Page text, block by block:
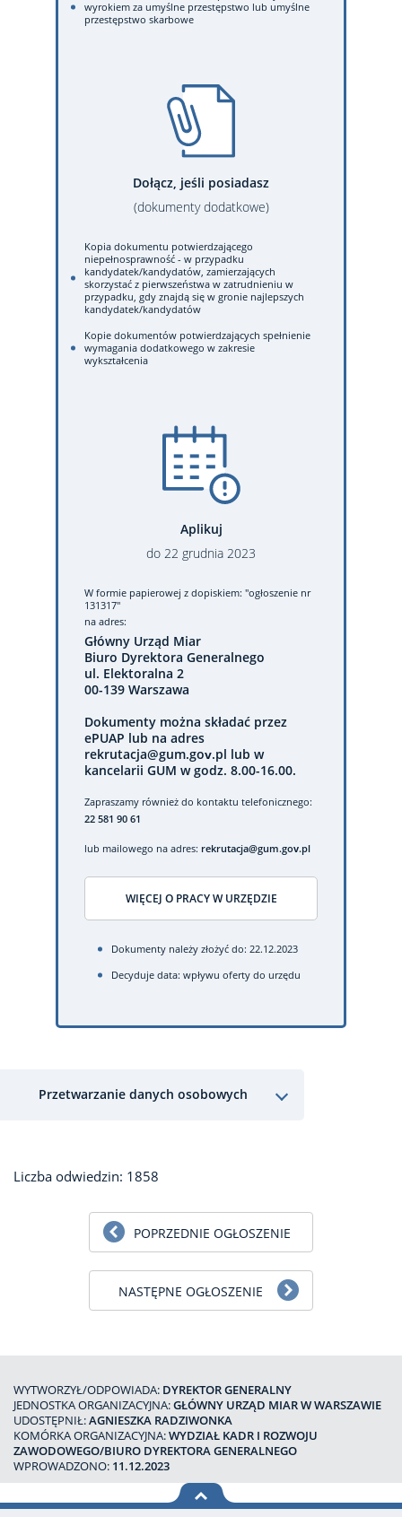
wyrokiem za umyślne przestępstwo lub umyślne
przestępstwo skarbowe
Dołącz, jeśli posiadasz
(dokumenty dodatkowe)
Kopia dokumentu potwierdzającego
niepełnosprawność - w przypadku
kandydatek/kandydatów, zamierzających
skorzystać z pierwszeństwa w zatrudnieniu w
przypadku, gdy znajdą się w gronie najlepszych
kandydatek/kandydatów
Kopie dokumentów potwierdzających spełnienie
wymagania dodatkowego w zakresie
wykształcenia
Aplikuj
do 22 grudnia 2023
W formie papierowej z dopiskiem: "ogłoszenie nr
131317"
na adres:
Główny Urząd Miar
Biuro Dyrektora Generalnego
ul. Elektoralna 2
00-139 Warszawa
Dokumenty można składać przez
ePUAP lub na adres
rekrutacja@gum.gov.pl lub w
kancelarii GUM w godz. 8.00-16.00.
Zapraszamy również do kontaktu telefonicznego:
22 581 90 61
lub mailowego na adres: rekrutacja@gum.gov.pl
WIĘCEJ O PRACY W URZĘDZIE
Dokumenty należy złożyć do: 22.12.2023
Decyduje data: wpływu oferty do urzędu
Przetwarzanie danych osobowych
Liczba odwiedzin: 1858
POPRZEDNIE OGŁOSZENIE
NASTĘPNE OGŁOSZENIE
WYTWORZYŁ/ODPOWIADA: DYREKTOR GENERALNY
JEDNOSTKA ORGANIZACYJNA:GŁÓWNY URZĄD MIAR W WARSZAWIE
UDOSTĘPNIŁ:AGNIESZKA RADZIWONKA
KOMÓRKA ORGANIZACYJNA:WYDZIAŁ KADR I ROZWOJU
ZAWODOWEGO/BIURO DYREKTORA GENERALNEGO
WPROWADZONO: 11.12.2023
na górę